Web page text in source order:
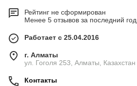
Рейтинг не сформирован
Менее 5 отзывов за последний год
Работает с 25.04.2016
г. Алматы
ул. Гоголя 253, Алматы, Казахстан
Контакты